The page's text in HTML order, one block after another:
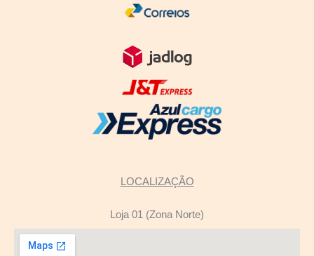
LOCALIZAÇÃO
Loja 01 (Zona Norte)